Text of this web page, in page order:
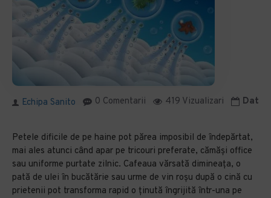
Echipa Sanito 0 Comentarii 419 Vizualizari Data
Petele dificile de pe haine pot părea imposibil de îndepărtat,
mai ales atunci când apar pe tricouri preferate, cămăși office
sau uniforme purtate zilnic. Cafeaua vărsată dimineața, o
pată de ulei în bucătărie sau urme de vin roșu după o cină cu
prietenii pot transforma rapid o ținută îngrijită într-una pe